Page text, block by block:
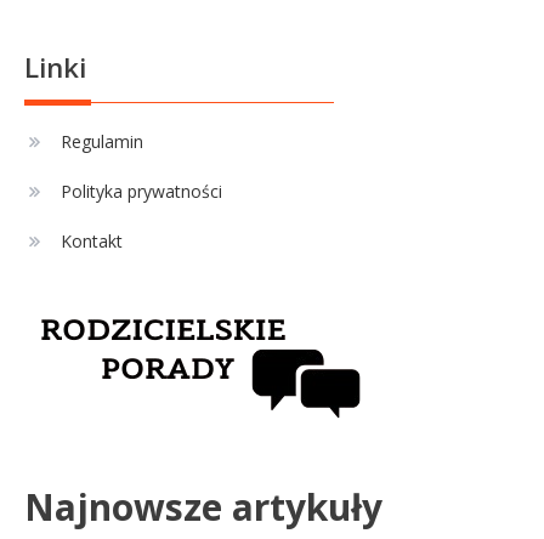
4 Sport
strzelców Primera División
Linki
Regulamin
Polityka prywatności
Kontakt
Najnowsze artykuły